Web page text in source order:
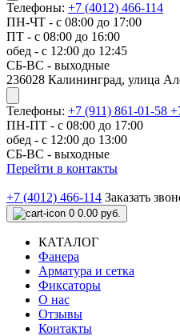
Телефоны: +7 (4012) 466-114
ПН-ЧТ - с 08:00 до 17:00
ПТ - с 08:00 до 16:00
обед - с 12:00 до 12:45
СБ-ВС - выходные
​236028 Калининград, улица
Телефоны: +7 (911) 861-01-58
ПН-ПТ - с 08:00 до 17:00
обед - с 12:00 до 13:00
СБ-ВС - выходные
Перейти в контакты
+7 (4012) 466-114 Заказать
0 0.00 руб.
КАТАЛОГ
Фанера
Арматура и сетка
Фиксаторы
О нас
Отзывы
Контакты